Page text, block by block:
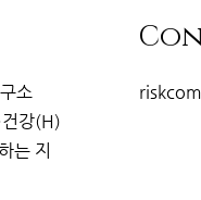
소
건강(H)
는 지